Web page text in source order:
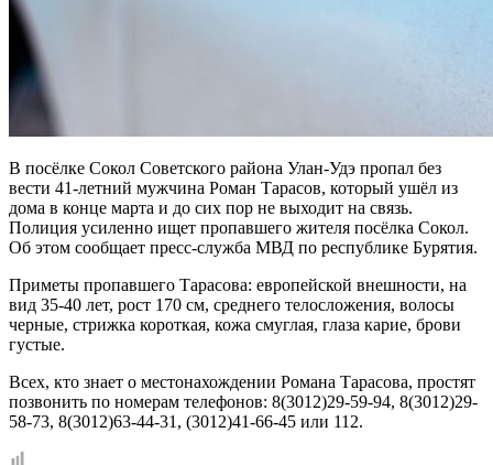
В посёлке Сокол Советского района Улан-Удэ пропал без
вести 41-летний мужчина Роман Тарасов, который ушёл из
дома в конце марта и до сих пор не выходит на связь.
Полиция усиленно ищет пропавшего жителя посёлка Сокол.
Об этом сообщает пресс-служба МВД по республике Бурятия.
Приметы пропавшего Тарасова: европейской внешности, на
вид 35-40 лет, рост 170 см, среднего телосложения, волосы
черные, стрижка короткая, кожа смуглая, глаза карие, брови
густые.
Всех, кто знает о местонахождении Романа Тарасова, простят
позвонить по номерам телефонов: 8(3012)29-59-94, 8(3012)29-
58-73, 8(3012)63-44-31, (3012)41-66-45 или 112.